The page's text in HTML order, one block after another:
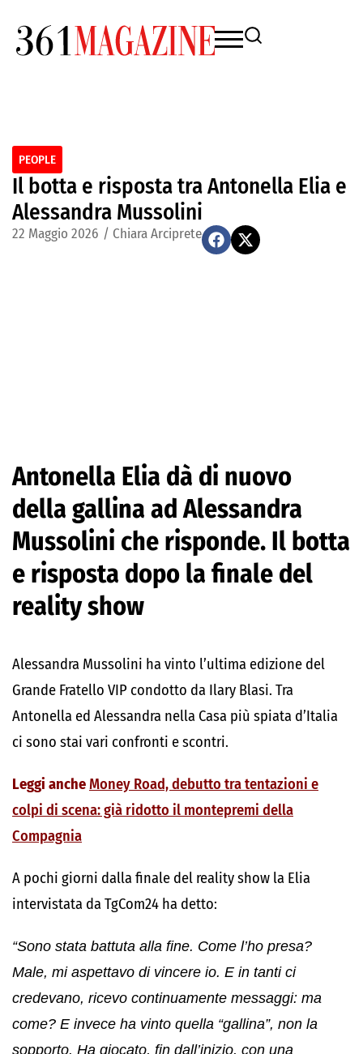
PEOPLE
Il botta e risposta tra Antonella Elia e
Alessandra Mussolini
22 Maggio 2026 / Chiara Arciprete
Antonella Elia dà di nuovo
della gallina ad Alessandra
Mussolini che risponde. Il botta
e risposta dopo la finale del
reality show
Alessandra Mussolini ha vinto l’ultima edizione del
Grande Fratello VIP condotto da Ilary Blasi. Tra
Antonella ed Alessandra nella Casa più spiata d’Italia
ci sono stai vari confronti e scontri.
Leggi ancheMoney Road, debutto tra tentazioni e
colpi di scena: già ridotto il montepremi della
Compagnia
A pochi giorni dalla finale del reality show la Elia
intervistata da TgCom24 ha detto:
“Sono stata battuta alla fine. Come l’ho presa?
Male, mi aspettavo di vincere io. E in tanti ci
credevano, ricevo continuamente messaggi: ma
come? E invece ha vinto quella “gallina”, non la
sopporto. Ha giocato, fin dall’inizio, con una